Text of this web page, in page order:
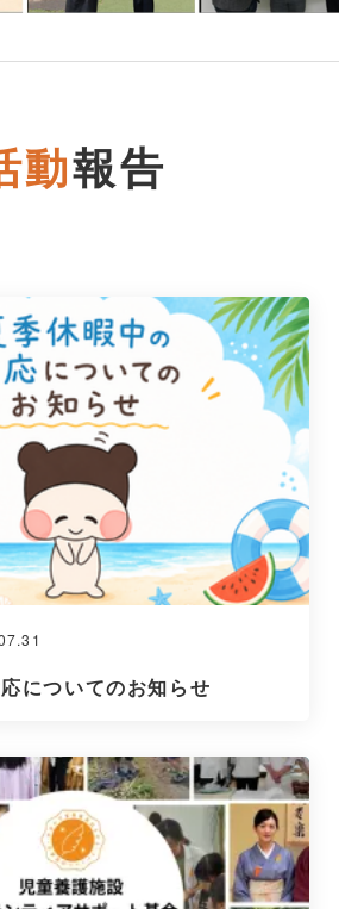
動報告
についてのお知らせ